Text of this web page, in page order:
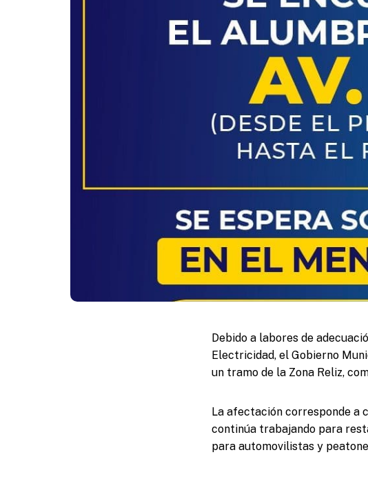
Debido a labores de
Electricidad, el Gobierno
un tramo de la Zona Reliz,
La afectación corresponde a
continúa trabajando para
para automovilistas y